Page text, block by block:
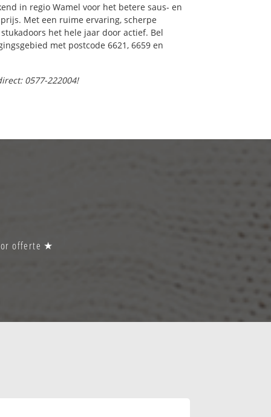
in regio Wamel voor het betere saus- en
Met een ruime ervaring, scherpe
het hele jaar door actief. Bel
met postcode 6621, 6659 en
0577-222004!
offerte ★